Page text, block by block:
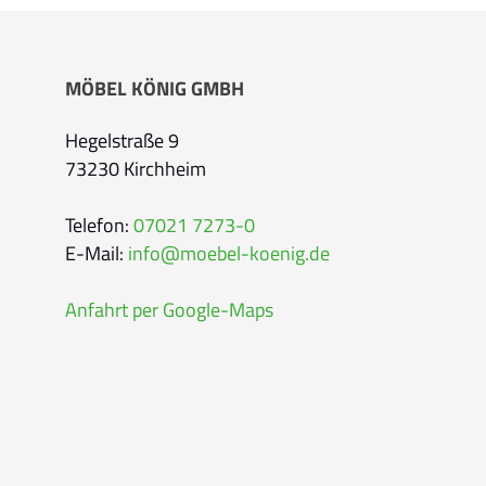
MÖBEL KÖNIG GMBH
Hegelstraße 9
73230 Kirchheim
Telefon:07021 7273-0
E-Mail: info@moebel-koenig.de
Anfahrt per Google-Maps
E-Mail-Adresse*
Bitte geben Sie eine gültige E-Mail-Adresse
Ihr Wunschtermin /